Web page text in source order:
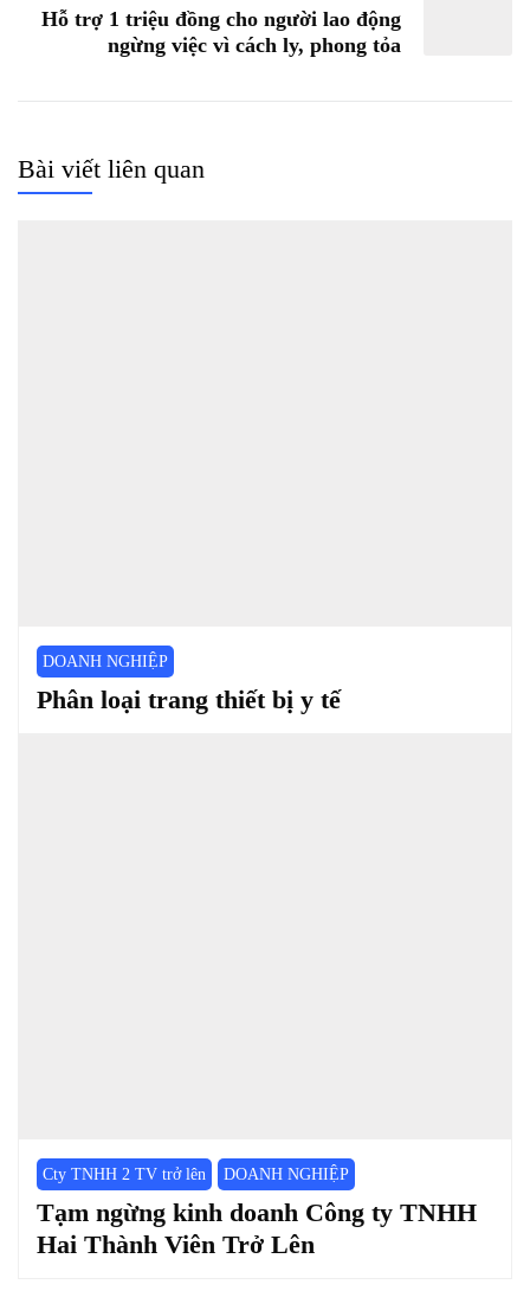
Hỗ trợ 1 triệu đồng cho người lao động
ngừng việc vì cách ly, phong tỏa
Bài viết liên quan
DOANH NGHIỆP
Phân loại trang thiết bị y tế
Cty TNHH 2 TV trở lên DOANH NGHIỆP
Tạm ngừng kinh doanh Công ty TNHH
Hai Thành Viên Trở Lên